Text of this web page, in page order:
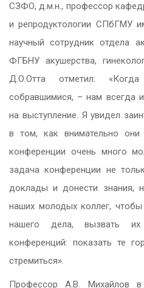
СЗФО, д.м.н., профессор
и репродуктологии СПбГМУ
научный сотрудник отдела
ФГБНУ акушерства,
Д.О.Отта отметил:
собравшимися, – нам всегда
на выступление. Я увидел
в том, как внимательно
конференции очень много
задача конференции не
доклады и донести знания,
наших молодых коллег,
нашего дела, вызвать их
конференций: показать те
стремиться».
Профессор А.В. Михайлов